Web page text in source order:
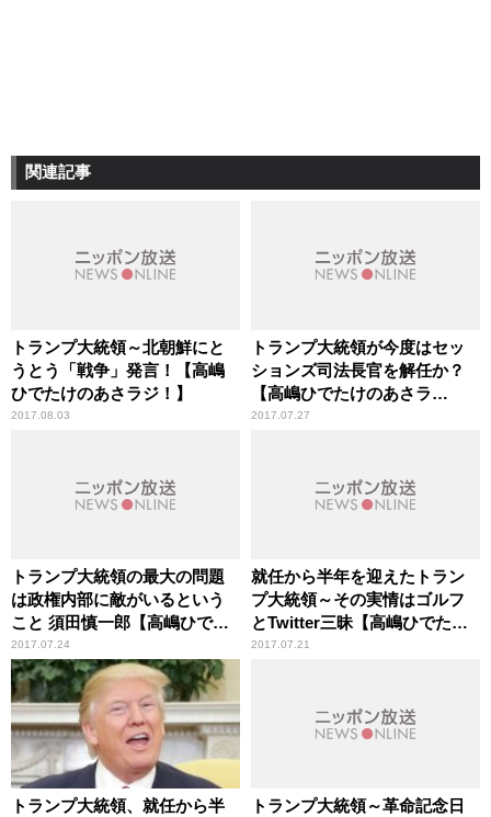
関連記事
トランプ大統領～北朝鮮にと
うとう「戦争」発言！【高嶋
ひでたけのあさラジ！】
2017.08.03
トランプ大統領が今度はセッ
ションズ司法長官を解任か？
【高嶋ひでたけのあさラ
ジ！】
2017.07.27
トランプ大統領の最大の問題
は政権内部に敵がいるという
こと 須田慎一郎【高嶋ひでた
けのあさラジ！】
2017.07.24
就任から半年を迎えたトラン
プ大統領～その実情はゴルフ
とTwitter三昧【高嶋ひでたけ
のあさラジ！】
2017.07.21
トランプ大統領、就任から半
トランプ大統領～革命記念日